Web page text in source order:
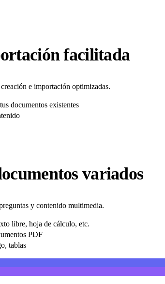
facilitada
e importación optimizadas.
documentos existentes
variados
y contenido multimedia.
libre, hoja de cálculo, etc.
PDF
tablas